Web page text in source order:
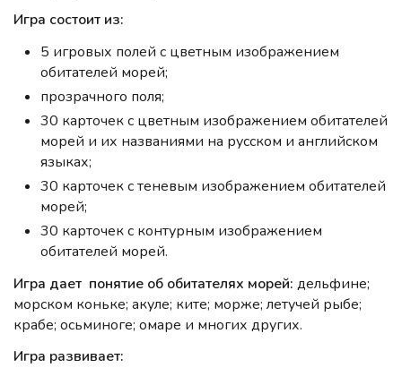
Игра состоит из:
5 игровых полей с цветным изображением
обитателей морей;
прозрачного поля;
30 карточек с цветным изображением обитателей
морей и их названиями на русском и английском
языках;
30 карточек с теневым изображением обитателей
морей;
30 карточек с контурным изображением
обитателей морей.
Игра дает понятие об обитателях морей: дельфине;
морском коньке; акуле; ките; морже; летучей рыбе;
крабе; осьминоге; омаре и многих других.
Игра развивает: